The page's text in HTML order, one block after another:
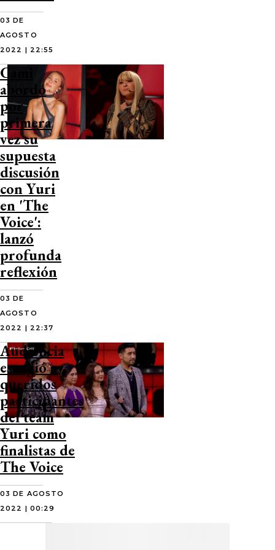
03 DE
AGOSTO
2022 | 22:55
Cami
abordó
por
primera
vez su
supuesta
discusión
con Yuri
en 'The
Voice':
lanzó
profunda
reflexión
03 DE
AGOSTO
2022 | 22:37
Audiencia
escogió a
queridos
participantes
del team
Yuri como
finalistas de
The Voice
03 DE AGOSTO
2022 | 00:29